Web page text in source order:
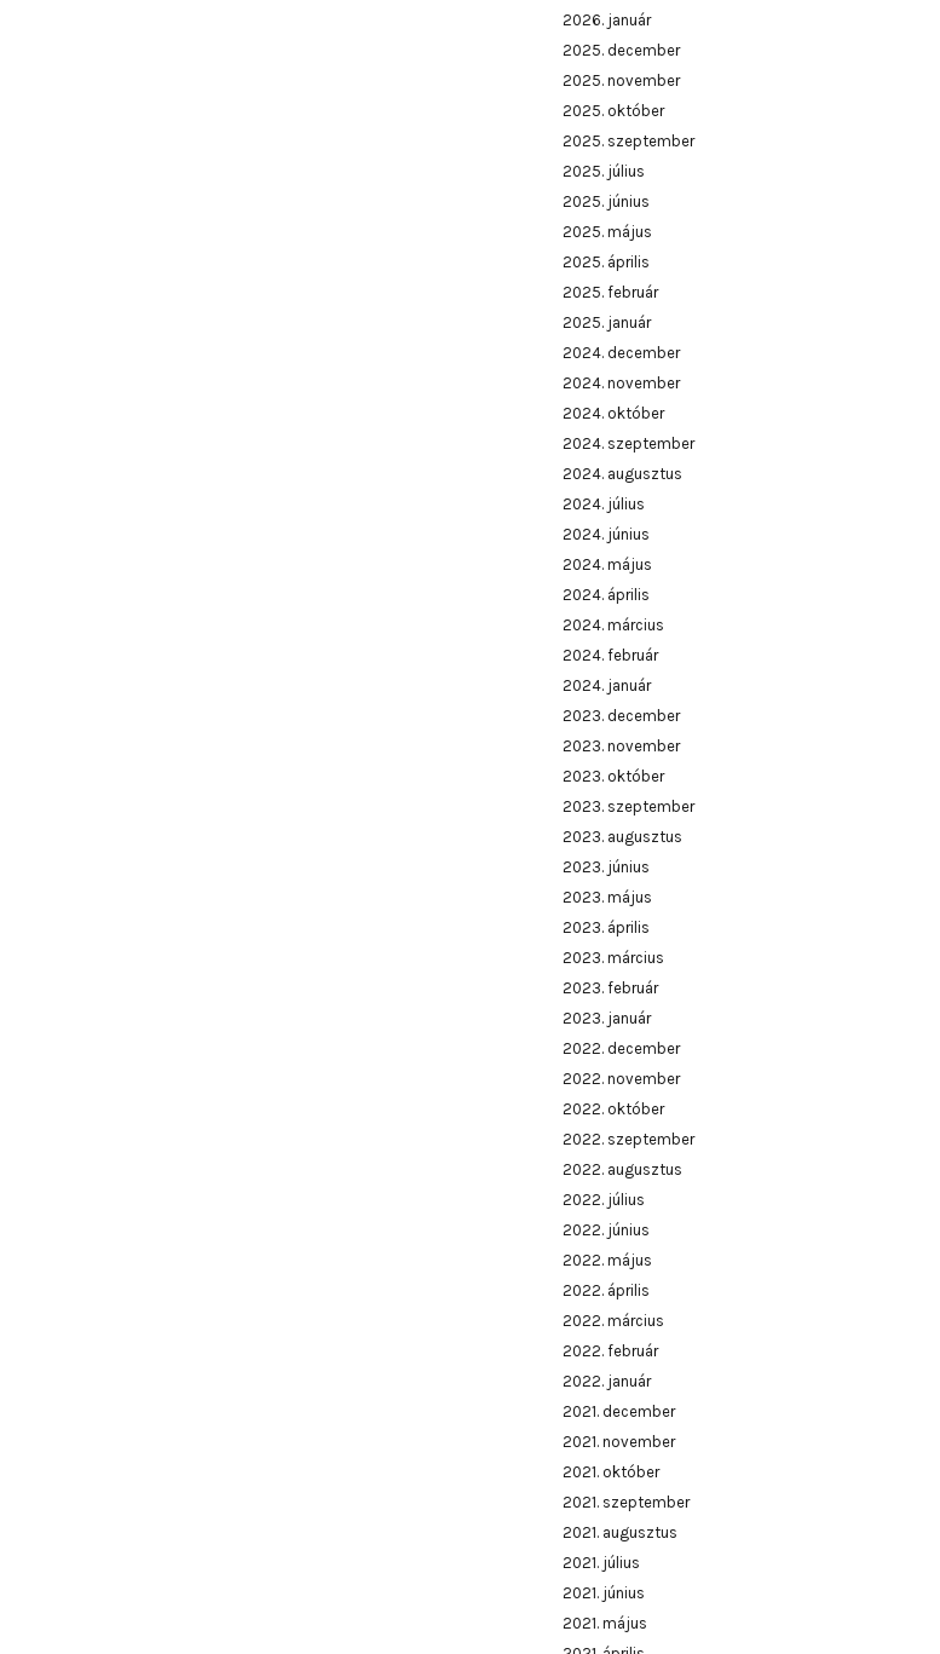
2026. január
2025. december
2025. november
2025. október
2025. szeptember
2025. július
2025. június
2025. május
2025. április
2025. február
2025. január
2024. december
2024. november
2024. október
2024. szeptember
2024. augusztus
2024. július
2024. június
2024. május
2024. április
2024. március
2024. február
2024. január
2023. december
2023. november
2023. október
2023. szeptember
2023. augusztus
2023. június
2023. május
2023. április
2023. március
2023. február
2023. január
2022. december
2022. november
2022. október
2022. szeptember
2022. augusztus
2022. július
2022. június
2022. május
2022. április
2022. március
2022. február
2022. január
2021. december
2021. november
2021. október
2021. szeptember
2021. augusztus
2021. július
2021. június
2021. május